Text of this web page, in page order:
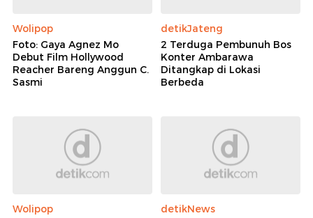
Wolipop
Foto: Gaya Agnez Mo
Debut Film Hollywood
Reacher Bareng Anggun C.
Sasmi
detikJateng
2 Terduga Pembunuh Bos
Konter Ambarawa
Ditangkap di Lokasi
Berbeda
Wolipop
detikNews